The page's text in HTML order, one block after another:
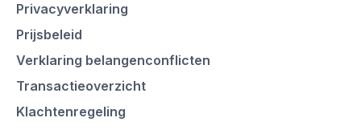
Privacyverklaring
Prijsbeleid
Verklaring belangenconflicten
Transactieoverzicht
Klachtenregeling